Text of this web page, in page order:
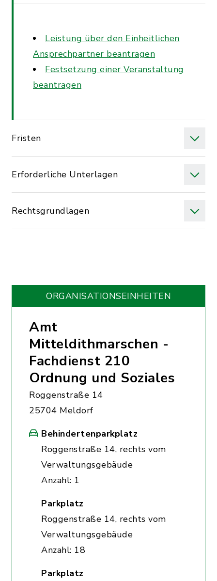
Leistung über den Einheitlichen
Ansprechpartner beantragen
Festsetzung einer Veranstaltung
beantragen
Fristen
Erforderliche Unterlagen
Rechtsgrundlagen
ORGANISATIONS­EINHEITEN
Amt
Mitteldithmarschen -
Fachdienst 210
Ordnung und Soziales
Roggenstraße 14
25704 Meldorf
Behindertenparkplatz
Roggenstraße 14, rechts vom
Verwaltungsgebäude
Anzahl: 1
Parkplatz
Roggenstraße 14, rechts vom
Verwaltungsgebäude
Anzahl: 18
Parkplatz